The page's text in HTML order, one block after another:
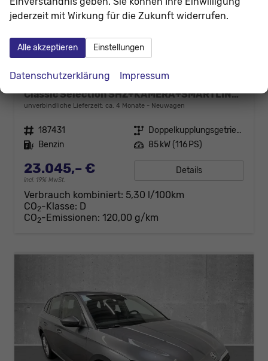
Skoda Scala
Classic Selection SHZ+KAMERA+SMARTLINK+LED+16" ALU
unverbindliche Lieferzeit: ca. 4 Monate Neuwagen
Fahrzeugnr. 187431 Getriebe
Doppelkupplungsgetriebe (DSG)
Kraftstoff Benzin Leistung 85 kW (116 PS)
23.045,– €
incl. 19% MwSt.
Details
Verbrauch kombiniert: 5,30 l/100km
CO2-Klasse: D
CO2-Emissionen: 120,00 g/km
jederzeit mit Wirkung für die Zukunft widerrufen.
Alle akzeptieren Einstellungen
Datenschutzerklärung Impressum